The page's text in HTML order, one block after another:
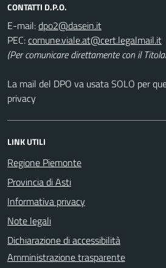
CONTATTI D.P.O.
E-mail:
PEC:
(Per comunicare direttamente con il
La mail del DPO va usata SOLO per
privacy
LINK UTILI
Regione Piemonte
Provincia di Asti
Informativa privacy
Note legali
Dichiarazione di accessibilità
Amministrazione trasparente